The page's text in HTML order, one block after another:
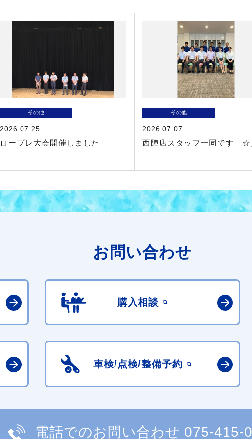
その他
2026.07.25
ロープレ大会開催しました
その他
2026.07.07
西陣店スタッフ一同です ☆
お問い合わせ
購入相談
車検/点検/整備予約
電話でのお問い合わせ 075-415-